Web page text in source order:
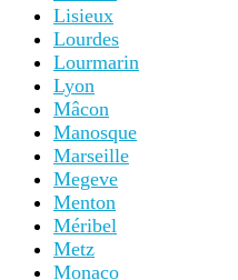
Lisieux
Lourdes
Lourmarin
Lyon
Mâcon
Manosque
Marseille
Megeve
Menton
Méribel
Metz
Monaco